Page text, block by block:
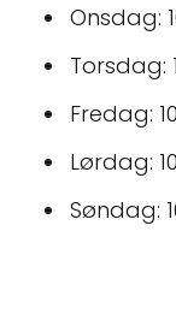
Onsdag:
Torsdag:
Fredag:
Lørdag:
Søndag: